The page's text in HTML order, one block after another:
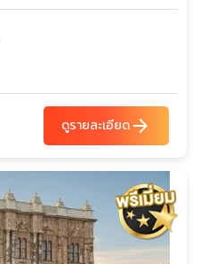
ดูรายละเอียดarrow_forward